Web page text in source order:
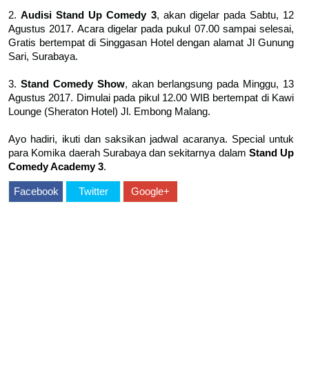
2.Audisi Stand Up Comedy 3, akan digelar pada Sabtu, 12
Agustus 2017. Acara digelar pada pukul 07.00 sampai selesai,
Gratis bertempat di Singgasan Hotel dengan alamat Jl Gunung
Sari, Surabaya.
3. Stand Comedy Show, akan berlangsung pada Minggu, 13
Agustus 2017. Dimulai pada pikul 12.00 WIB bertempat di Kawi
Lounge (Sheraton Hotel) Jl. Embong Malang.
Ayo hadiri, ikuti dan saksikan jadwal acaranya. Special untuk
para Komika daerah Surabaya dan sekitarnya dalam Stand Up
Comedy Academy 3.
Facebook Twitter Google+